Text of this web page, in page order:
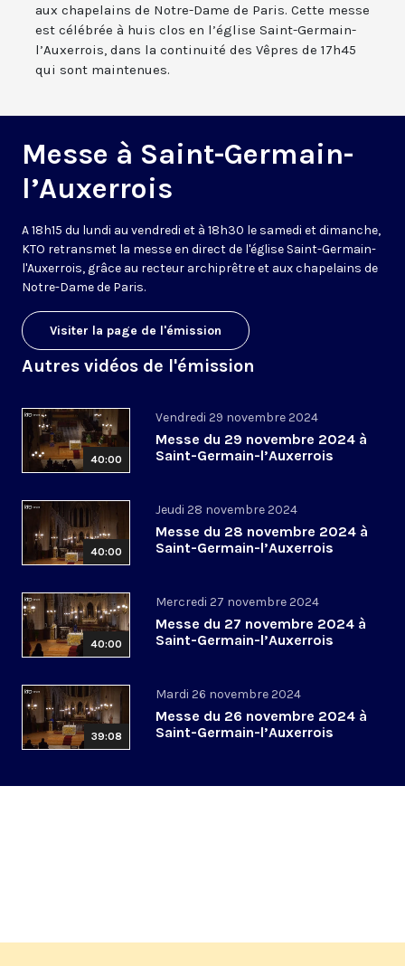
aux chapelains de Notre-Dame de Paris. Cette messe
est célébrée à huis clos en l’église Saint-Germain-
l’Auxerrois, dans la continuité des Vêpres de 17h45
qui sont maintenues.
Messe à Saint-Germain-
l’Auxerrois
A 18h15 du lundi au vendredi et à 18h30 le samedi et dimanche,
KTO retransmet la messe en direct de l'église Saint-Germain-
l'Auxerrois, grâce au recteur archiprêtre et aux chapelains de
Notre-Dame de Paris.
Visiter la page de l'émission
Autres vidéos de l'émission
40:00
Vendredi 29 novembre 2024
Messe du 29 novembre 2024 à
Saint-Germain-l’Auxerrois
40:00
Jeudi 28 novembre 2024
Messe du 28 novembre 2024 à
Saint-Germain-l’Auxerrois
40:00
Mercredi 27 novembre 2024
Messe du 27 novembre 2024 à
Saint-Germain-l’Auxerrois
39:08
Mardi 26 novembre 2024
Messe du 26 novembre 2024 à
Saint-Germain-l’Auxerrois